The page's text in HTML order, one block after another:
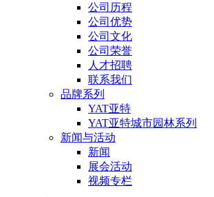
公司历程
公司优势
公司文化
公司荣誉
人才招聘
联系我们
品牌系列
YAT亚特
YAT亚特城市园林系列
新闻与活动
新闻
展会活动
视频专栏